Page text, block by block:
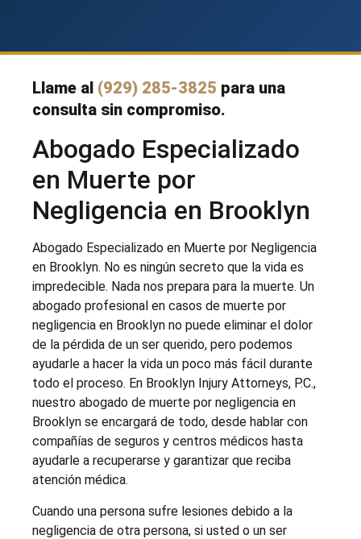
Llame al (929) 285-3825 para una
consulta sin compromiso.
Abogado Especializado
en Muerte por
Negligencia en Brooklyn
Abogado Especializado en Muerte por Negligencia
en Brooklyn. No es ningún secreto que la vida es
impredecible. Nada nos prepara para la muerte. Un
abogado profesional en casos de muerte por
negligencia en Brooklyn no puede eliminar el dolor
de la pérdida de un ser querido, pero podemos
ayudarle a hacer la vida un poco más fácil durante
todo el proceso. En Brooklyn Injury Attorneys, P.C.,
nuestro abogado de muerte por negligencia en
Brooklyn se encargará de todo, desde hablar con
compañías de seguros y centros médicos hasta
ayudarle a recuperarse y garantizar que reciba
atención médica.
Cuando una persona sufre lesiones debido a la
negligencia de otra persona, si usted o un ser